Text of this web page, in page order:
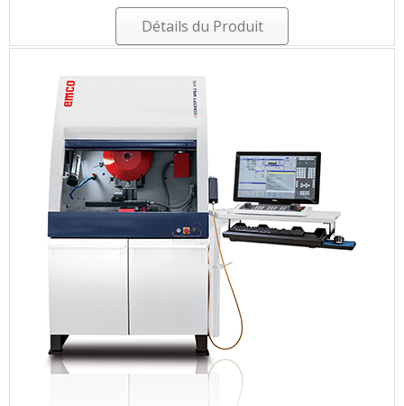
Détails du Produit